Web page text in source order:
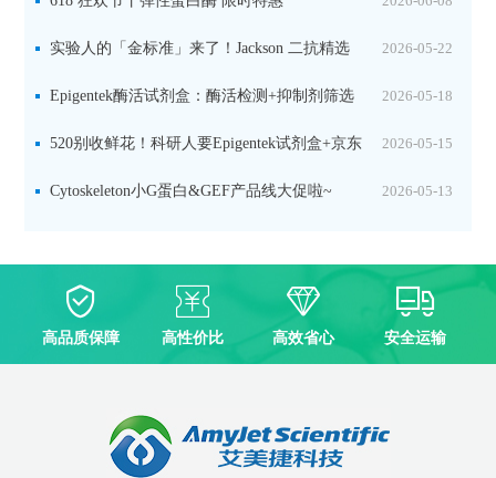
2026-05-22
实验人的「金标准」来了！Jackson 二抗精选
限时一口价，手慢无！ 2026-05-18
Epigentek酶活试剂盒：酶活检测+抑制剂筛选
双赋能，下单即赠京东卡 2026-05-15
520别收鲜花！科研人要Epigentek试剂盒+京东
卡！ 2026-05-13
Cytoskeleton小G蛋白&GEF产品线大促啦~
高品质保障 高性价比 高效省心 安全运输